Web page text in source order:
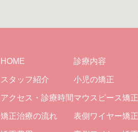
HOME
スタッフ紹介
アクセス・診療時間
矯正治療の流れ
診療内容
小児の矯正
マウスピース矯正
表側ワイヤー矯正